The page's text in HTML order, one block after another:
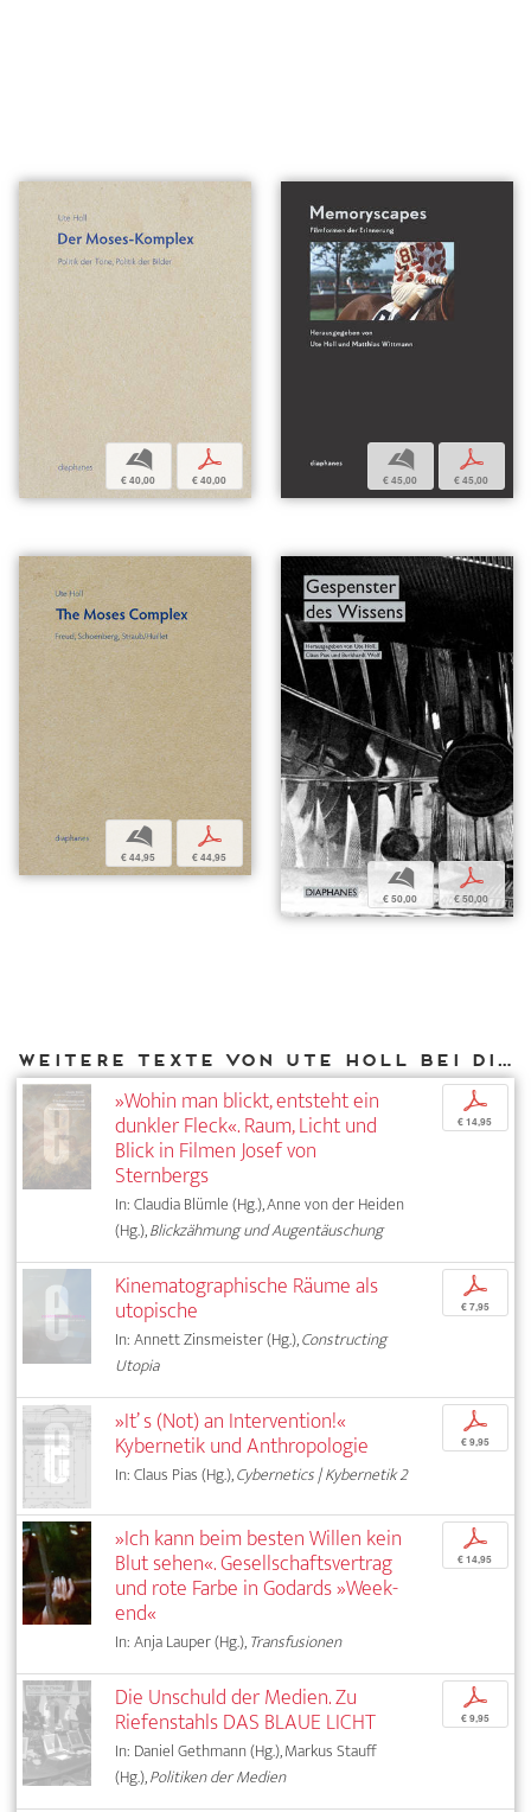
b
€ 40,00
p
€ 40,00
b
€ 45,00
p
€ 45,00
b
€ 44,95
p
€ 44,95
b
€ 50,00
p
€ 50,00
Weitere Texte von Ute Holl bei DIAPHANES
»Wohin man blickt, entsteht ein
dunkler Fleck«. Raum, Licht und
Blick in Filmen Josef von
Sternbergs
In: Claudia Blümle (Hg.), Anne von der Heiden
(Hg.),Blickzähmung und Augentäuschung
p
€ 14,95
Kinematographische Räume als
utopische
In: Annett Zinsmeister (Hg.),Constructing
Utopia
p
€ 7,95
»It’ s (Not) an Intervention!«
Kybernetik und Anthropologie
In: Claus Pias (Hg.),Cybernetics | Kybernetik 2
p
€ 9,95
»Ich kann beim besten Willen kein
Blut sehen«. Gesellschaftsvertrag
und rote Farbe in Godards »Week-
end«
In: Anja Lauper (Hg.),Transfusionen
p
€ 14,95
Die Unschuld der Medien. Zu
Riefenstahls DAS BLAUE LICHT
In: Daniel Gethmann (Hg.), Markus Stauff
(Hg.),Politiken der Medien
p
€ 9,95